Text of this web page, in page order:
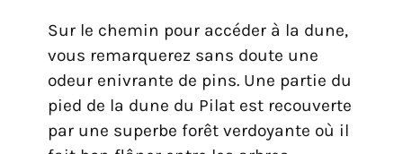
Sur le chemin pour accéder à la dune,
vous remarquerez sans doute une
odeur enivrante de pins. Une partie du
pied de la dune du Pilat est recouverte
par une superbe forêt verdoyante où il